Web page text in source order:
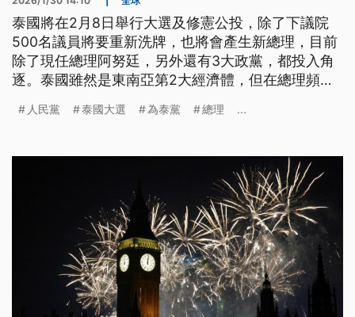
泰國將在2月8日舉行大選及修憲公投，除了下議院
500名議員將要重新洗牌，也將會產生新總理，目前
除了現任總理阿努廷，另外還有3大政黨，都投入角
逐。泰國雖然是東南亞第2大經濟體，但在總理頻頻
經濟。因此為泰黨拋出猛藥，表示將推出「每日造就
運民眾，各送100萬泰銖。
人民黨 泰國大選 為泰黨 總理 ...